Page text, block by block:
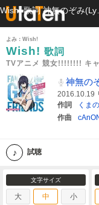
よみ：Wish!
Wish! 歌詞
TVアニメ 競女!!!!!!!! キ
神無の
2016.10.19
作詞
くま
作曲
試聴
文字サイズ
大 中 小